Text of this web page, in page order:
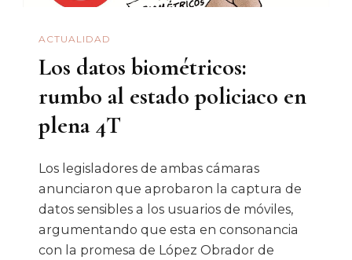
ACTUALIDAD
Los datos biométricos:
rumbo al estado policiaco en
plena 4T
Los legisladores de ambas cámaras
anunciaron que aprobaron la captura de
datos sensibles a los usuarios de móviles,
argumentando que esta en consonancia
con la promesa de López Obrador de